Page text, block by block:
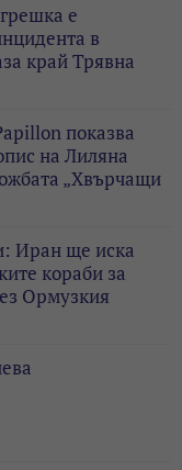
е
в
край Трявна
показва
на Лиляна
„Хвърчащи
Иран ще иска
кораби за
Ормузкия